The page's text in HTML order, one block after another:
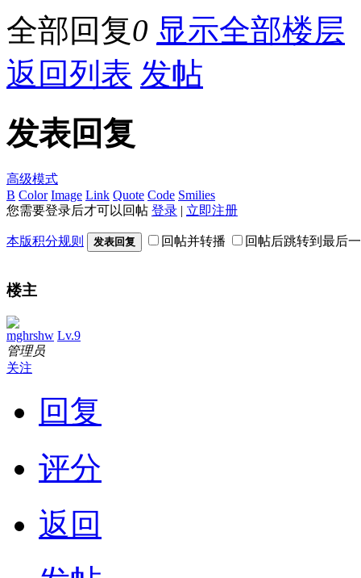
全部回复0 显示全部楼层
返回列表 发帖
发表回复
高级模式
B Color Image Link Quote Code Smilies
您需要登录后才可以回帖 登录 | 立即注册
本版积分规则 发表回复 回帖并转播 回帖后跳转到最后
楼主
mghrshw Lv.9
管理员
关注
回复
评分
返回